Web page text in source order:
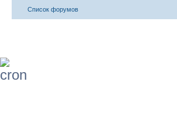
Список форумов